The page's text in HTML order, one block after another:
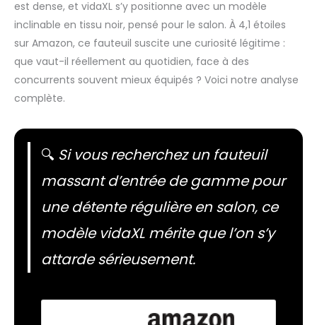
est dense, et vidaXL s’y positionne avec un modèle
inclinable en tissu noir, pensé pour le salon. À 4,1 étoiles
sur Amazon, ce fauteuil suscite une curiosité légitime :
que vaut-il réellement au quotidien, face à des
concurrents souvent mieux équipés ? Voici notre analyse
complète.
🔍 Si vous recherchez un fauteuil
massant d’entrée de gamme pour
une détente régulière en salon, ce
modèle vidaXL mérite que l’on s’y
attarde sérieusement.